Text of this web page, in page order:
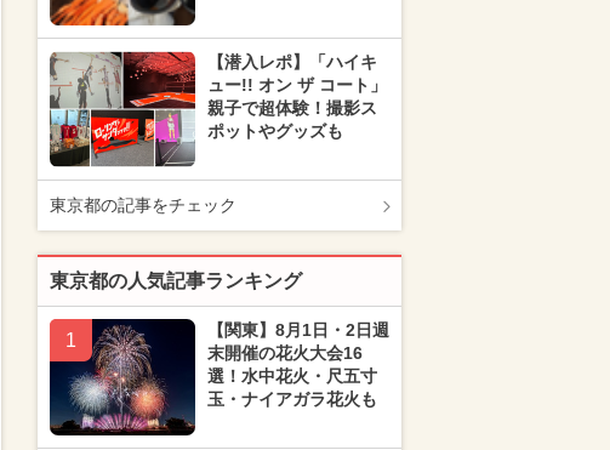
【潜入レポ】「ハイキ
ュー!! オン ザ コート」
親子で超体験！撮影ス
ポットやグッズも
東京都の記事をチェック
東京都の人気記事ランキング
1
【関東】8月1日・2日週
末開催の花火大会16
選！水中花火・尺五寸
玉・ナイアガラ花火も